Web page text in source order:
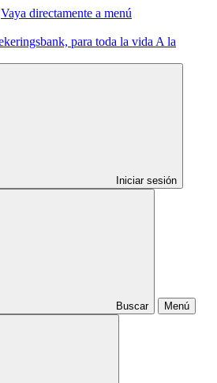
Vaya directamente a menú
A la
Iniciar sesión
Buscar Menú